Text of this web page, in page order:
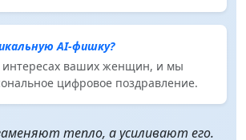
AI-фишку?
интересах ваших женщин, и мы
цифровое поздравление.
тепло, а усиливают его.